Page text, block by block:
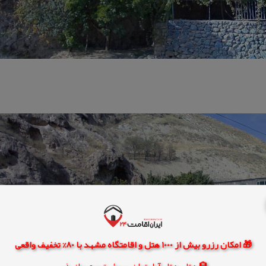
🎁 امکان رزرو بیش از 1000 هتل و اقامتگاه مشهد با 80% تخفیف واقعی